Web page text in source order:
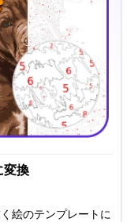
変換
絵のテンプレートに